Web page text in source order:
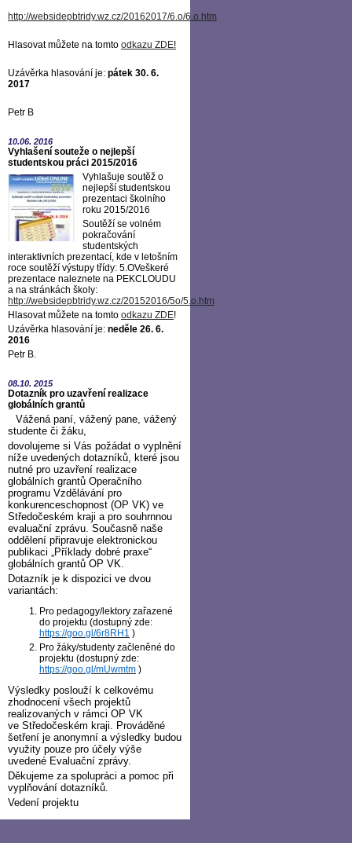
http://websidepbtridy.wz.cz/20162017/6.o/6.o.htm
Hlasovat můžete na tomto odkazu ZDE!
Uzávěrka hlasování je: pátek 30. 6.
2017
Petr B
10.06. 2016
Vyhlašení souteže o nejlepší
studentskou práci 2015/2016
Vyhlašuje soutěž o
nejlepší studentskou
prezentaci školního
roku 2015/2016
Soutěží se volném
pokračování
studentských
interaktivních prezentací, kde v letošním
roce soutěží výstupy třídy: 5.OVeškeré
prezentace naleznete na PEKCLOUDU
a na stránkách školy:
http://websidepbtridy.wz.cz/20152016/5o/5.o.htm
Hlasovat můžete na tomto odkazu ZDE!
Uzávěrka hlasování je: neděle 26. 6.
2016
Petr B.
08.10. 2015
Dotazník pro uzavření realizace
globálních grantů
Vážená paní, vážený pane, vážený
studente či žáku,
dovolujeme si Vás požádat o vyplnění
níže uvedených dotazníků, které jsou
nutné pro uzavření realizace
globálních grantů Operačního
programu Vzdělávání pro
konkurenceschopnost (OP VK) ve
Středočeském kraji a pro souhrnnou
evaluační zprávu. Současně naše
oddělení připravuje elektronickou
publikaci „Příklady dobré praxe“
globálních grantů OP VK.
Dotazník je k dispozici ve dvou
variantách:
Pro pedagogy/lektory zařazené
do projektu (dostupný zde:
https://goo.gl/6r8RH1 )
Pro žáky/studenty začleněné do
projektu (dostupný zde:
https://goo.gl/mUwmtm )
Výsledky poslouží k celkovému
zhodnocení všech projektů
realizovaných v rámci OP VK
ve Středočeském kraji. Prováděné
šetření je anonymní a výsledky budou
využity pouze pro účely výše
uvedené Evaluační zprávy.
Děkujeme za spolupráci a pomoc při
vyplňování dotazníků.
Vedení projektu